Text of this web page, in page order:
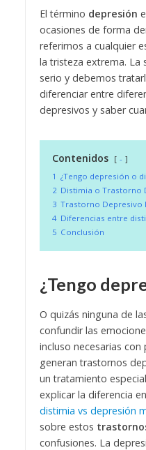
El término depresión
ocasiones de forma
referirnos a cualquier
la tristeza extrema. La
serio y debemos
diferenciar entre
depresivos y saber
Contenidos
-
1 ¿Tengo depresión o
2 Distimia o Trastorno
3 Trastorno Depresivo
4 Diferencias entre
5 Conclusión
¿Tengo
O quizás ninguna de
confundir las
incluso necesarias
generan trastornos
un tratamiento
explicar la diferencia
distimia vs depresión
sobre estos
confusiones. La